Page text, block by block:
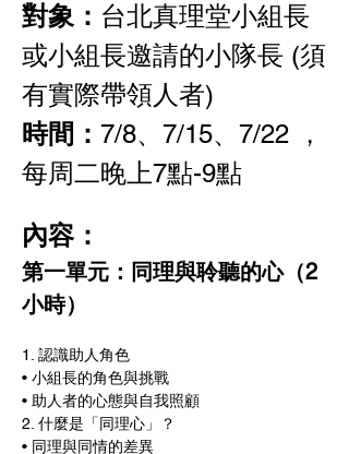
對象： 台北真理堂小組長
或小組長邀請的小隊長 (須
有實際帶領人者)
時間： 7/8、7/15、7/22 ，
每周二晚上7點-9點
內容：
第一單元：同理與聆聽的心（2
小時）
1. 認識助人角色
• 小組長的角色與挑戰
• 助人者的心態與自我照顧
2. 什麼是「同理心」？
• 同理與同情的差異